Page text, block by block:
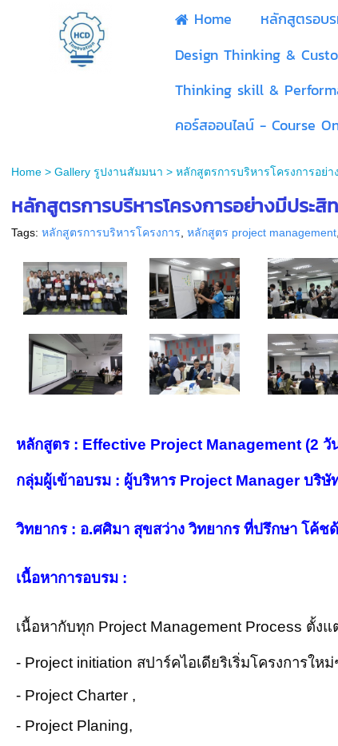
Home หลักสูตรอบ
Design Thinking &
Thinking skill &
คอร์สออนไลน์ - Course
Home> Gallery รูปงานสัมมนา > หลักสูตรการบริหารโครงการอย่า
หลักสูตรการบริหารโครงการอย่างมีประ
Tags: หลักสูตรการบริหารโครงการ หลักสูตร project management
หลักสูตร : Effective Project Management (2 วั
กลุ่มผู้เข้าอบรม : ผู้บริหาร Project Manager บริ
วิทยากร : อ.ศศิมา สุขสว่าง วิทยากร ที่ปรึกษา โค้
เนื้อหาการอบรม :
เนื้อหากับทุก Project Management Process ตั้งแ
- Project initiation สปาร์คไอเดียริเริ่มโครงการใหม่
- Project Charter ,
- Project Planing,